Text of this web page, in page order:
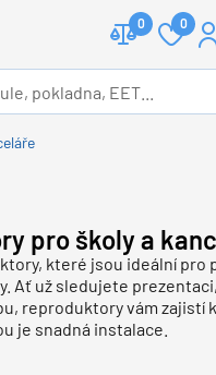
0 0
pro školy a
které jsou ideální pro
Ať už sledujete
reproduktory vám zajistí
je snadná instalace.